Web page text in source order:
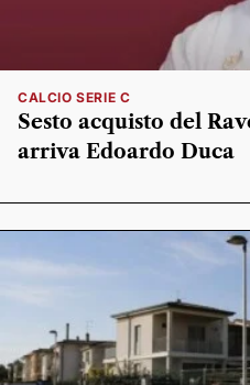
CALCIO SERIE C
Sesto acquisto del
arriva Edoardo Duca